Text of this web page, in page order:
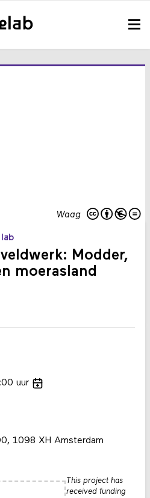
Waag
Modder,
moerasland
uur
1098 XH Amsterdam
This project has
received funding